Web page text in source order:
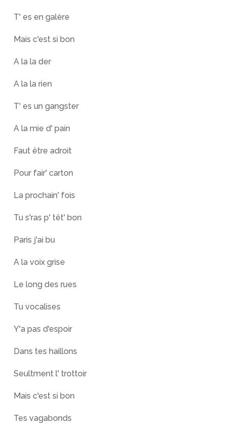
T' es en galère
Mais c'est si bon
A la la der
A la la rien
T' es un gangster
A la mie d' pain
Faut être adroit
Pour fair' carton
La prochain' fois
Tu s'ras p' têt' bon
Paris j'ai bu
A la voix grise
Le long des rues
Tu vocalises
Y'a pas d'espoir
Dans tes haillons
Seultment l' trottoir
Mais c'est si bon
Tes vagabonds